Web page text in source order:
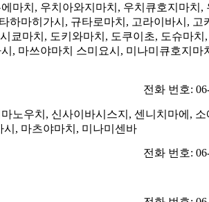
마치, 우치아와지마치, 우치큐호지마치,
마히가시, 규타로마치, 고라이바시, 고
쿄마치, 도키와마치, 도쿠이초, 도슈마
, 마쓰야마치 스미요시, 미나미큐호지마
전화 번호:
노우치, 신사이바시스지, 센니치마에,
, 마츠야마치, 미나미센바
전화 번호: